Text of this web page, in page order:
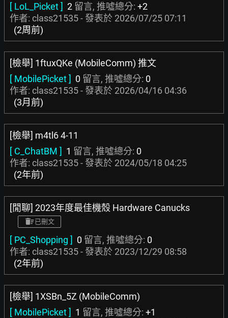
[ LoL_Picket ] 2 留言, 推噓總分: +2
作者: class21535 - 發表於 2026/07/25 07:11
(2周前)
[檢舉] 1ftuxQKe (MobileComm) 推文
[ MobilePicket ] 0 留言, 推噓總分: 0
作者: class21535 - 發表於 2026/04/16 04:36
(3月前)
[檢舉] m4tl6 4-11
[ C_ChatBM ] 1 留言, 推噓總分: 0
作者: class21535 - 發表於 2024/05/18 04:25
(2年前)
[閒聊] 2023年度最佳機殼 Hardware Canucks
已刪文
[ PC_Shopping ] 0 留言, 推噓總分: 0
作者: class21535 - 發表於 2023/12/29 08:58
(2年前)
[檢舉] 1XSBn_5Z (MobileComm)
[ MobilePicket ] 1 留言, 推噓總分: +1